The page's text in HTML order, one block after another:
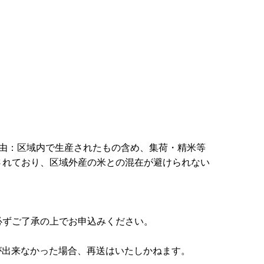
区域内で生産されたもの含め、集荷・精米等
ており、区域外産の米との混在が避けられない
ご了承の上でお申込みください。
来なかった場合、再送はいたしかねます。